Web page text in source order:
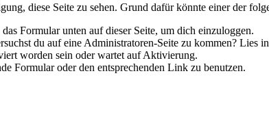
diese Seite zu sehen. Grund dafür könnte einer der
Formular unten auf dieser Seite, um dich einzuloggen.
du auf eine Administratoren-Seite zu kommen? Lies
worden sein oder wartet auf Aktivierung.
Formular oder den entsprechenden Link zu benutzen.